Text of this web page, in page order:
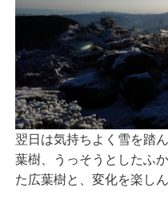
翌日は気持ちよく雪を踏
葉樹、うっそうとしたふ
た広葉樹と、変化を楽し